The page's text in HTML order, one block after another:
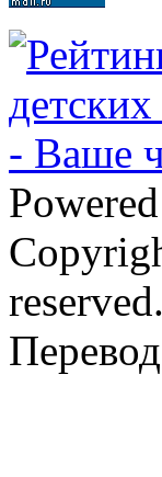
reserved.